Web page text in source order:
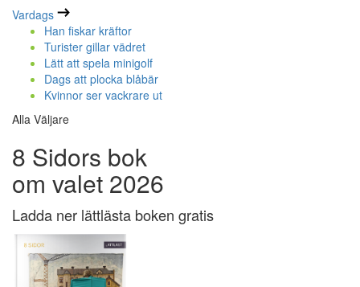
Vardags
Han fiskar kräftor
Turister gillar vädret
Lätt att spela minigolf
Dags att plocka blåbär
Kvinnor ser vackrare ut
Alla Väljare
8 Sidors bok
om valet 2026
Ladda ner lättlästa boken gratis